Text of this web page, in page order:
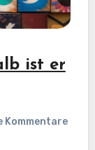
ist er
Kommentare